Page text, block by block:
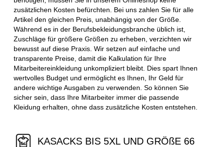
zusätzlichen Kosten befürchten. Bei uns zahlen Sie für alle
Artikel den gleichen Preis, unabhängig von der Größe.
Während es in der Berufsbekleidungsbranche üblich ist,
Zuschläge für größere Größen zu erheben, verzichten wir
bewusst auf diese Praxis. Wir setzen auf einfache und
transparente Preise, damit die Kalkulation für Ihre
Mitarbeitereinkleidung unkompliziert bleibt. Dies spart Ihnen
wertvolles Budget und ermöglicht es Ihnen, Ihr Geld für
andere wichtige Ausgaben zu verwenden. So können Sie
sicher sein, dass Ihre Mitarbeiter immer die passende
Kleidung erhalten, ohne dass zusätzliche Kosten entstehen.
KASACKS BIS 5XL UND GRÖßE 66